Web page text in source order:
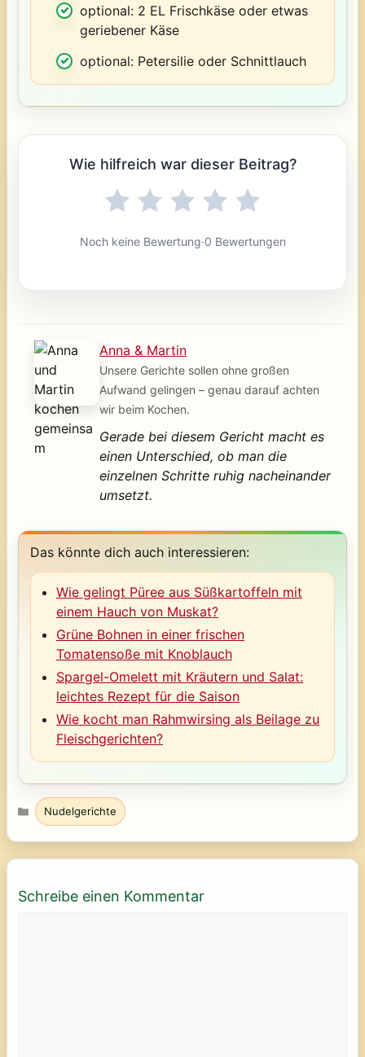
optional: 2 EL Frischkäse oder etwas
geriebener Käse
optional: Petersilie oder Schnittlauch
Wie hilfreich war dieser Beitrag?
Noch keine Bewertung·0 Bewertungen
Anna & Martin
Unsere Gerichte sollen ohne großen
Aufwand gelingen – genau darauf achten
wir beim Kochen.
Gerade bei diesem Gericht macht es
einen Unterschied, ob man die
einzelnen Schritte ruhig nacheinander
umsetzt.
Das könnte dich auch interessieren:
Wie gelingt Püree aus Süßkartoffeln mit
einem Hauch von Muskat?
Grüne Bohnen in einer frischen
Tomatensoße mit Knoblauch
Spargel-Omelett mit Kräutern und Salat:
leichtes Rezept für die Saison
Wie kocht man Rahmwirsing als Beilage zu
Fleischgerichten?
Kategorien
Nudelgerichte
Schreibe einen Kommentar